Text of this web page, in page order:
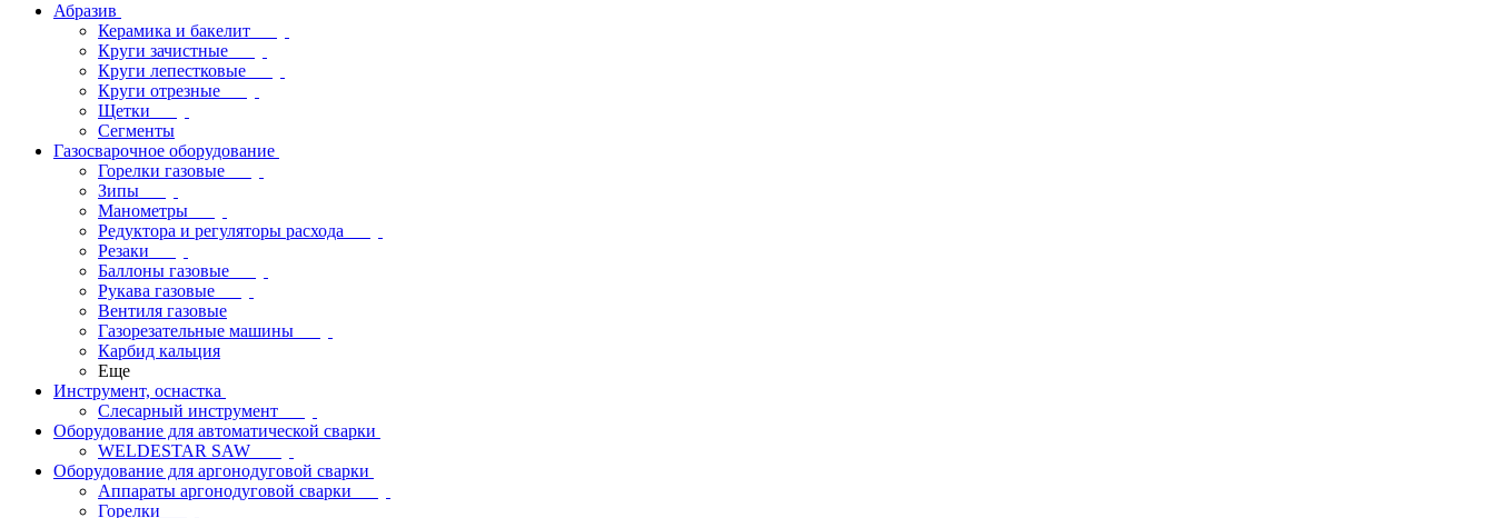
Абразив
Керамика и бакелит
Круги зачистные
Круги лепестковые
Круги отрезные
Щетки
Сегменты
Газосварочное оборудование
Горелки газовые
Зипы
Манометры
Редуктора и регуляторы расхода
Резаки
Баллоны газовые
Рукава газовые
Вентиля газовые
Газорезательные машины
Карбид кальция
Еще
Инструмент, оснастка
Слесарный инструмент
Оборудование для автоматической сварки
WELDESTAR SAW
Оборудование для аргонодуговой сварки
Аппараты аргонодуговой сварки
Горелки